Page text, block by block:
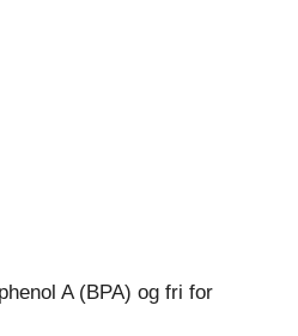
A (BPA) og fri for